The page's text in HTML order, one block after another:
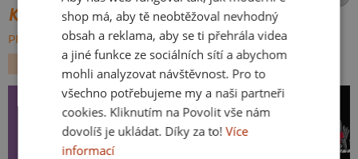
KATEGORIE
PROCHÁZET VŠE:
shop má, aby tě neobtěžoval nevhodný
obsah a reklama, aby se ti přehrála videa
a jiné funkce ze sociálních sítí a abychom
mohli analyzovat návštěvnost. Pro to
všechno potřebujeme my a naši partneři
cookies. Kliknutím na Povolit vše nám
dovolíš je ukládat. Díky za to! Více
informací